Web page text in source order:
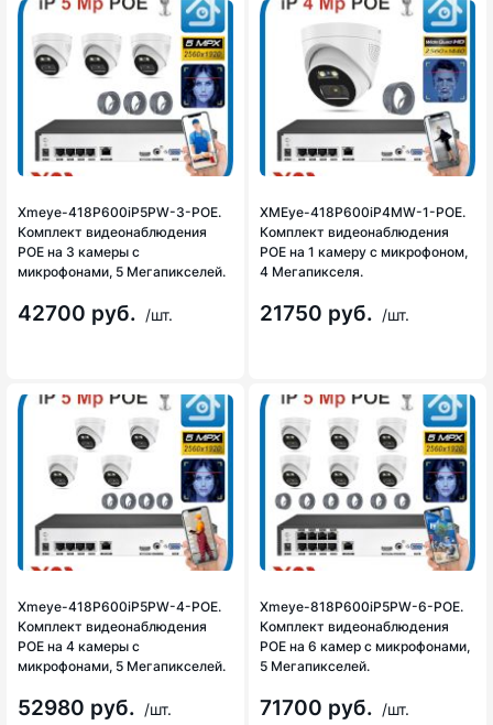
Xmeye-418P600iP5PW-3-POE.
Комплект видеонаблюдения
POE на 3 камеры с
микрофонами, 5 Мегапикселей.
42700 руб. /шт.
XMEye-418P600iP4MW-1-POE.
Комплект видеонаблюдения
POE на 1 камеру с микрофоном,
4 Мегапикселя.
21750 руб. /шт.
Xmeye-418P600iP5PW-4-POE.
Комплект видеонаблюдения
POE на 4 камеры с
микрофонами, 5 Мегапикселей.
52980 руб. /шт.
Xmeye-818P600iP5PW-6-POE.
Комплект видеонаблюдения
POE на 6 камер с микрофонами,
5 Мегапикселей.
71700 руб. /шт.